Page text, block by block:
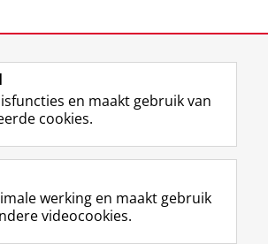
English
de RUG
F
a
e
b
L
i
k
e
R
S
-
f
I
n
t
Y
o
T
en maakt gebruik van
cookies.
werking en maakt gebruik
videocookies.